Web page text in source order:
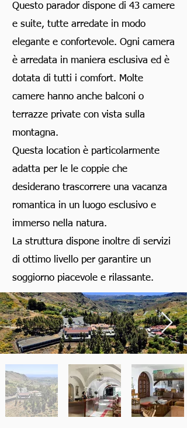
Questo parador dispone di 43 camere
e suite, tutte arredate in modo
elegante e confortevole. Ogni camera
è arredata in maniera esclusiva ed è
dotata di tutti i comfort. Molte
camere hanno anche balconi o
terrazze private con vista sulla
montagna.
Questa location è particolarmente
adatta per le le coppie che
desiderano trascorrere una vacanza
romantica in un luogo esclusivo e
immerso nella natura.
La struttura dispone inoltre di servizi
di ottimo livello per garantire un
soggiorno piacevole e rilassante.